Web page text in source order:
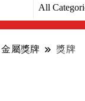
金屬獎牌 獎牌